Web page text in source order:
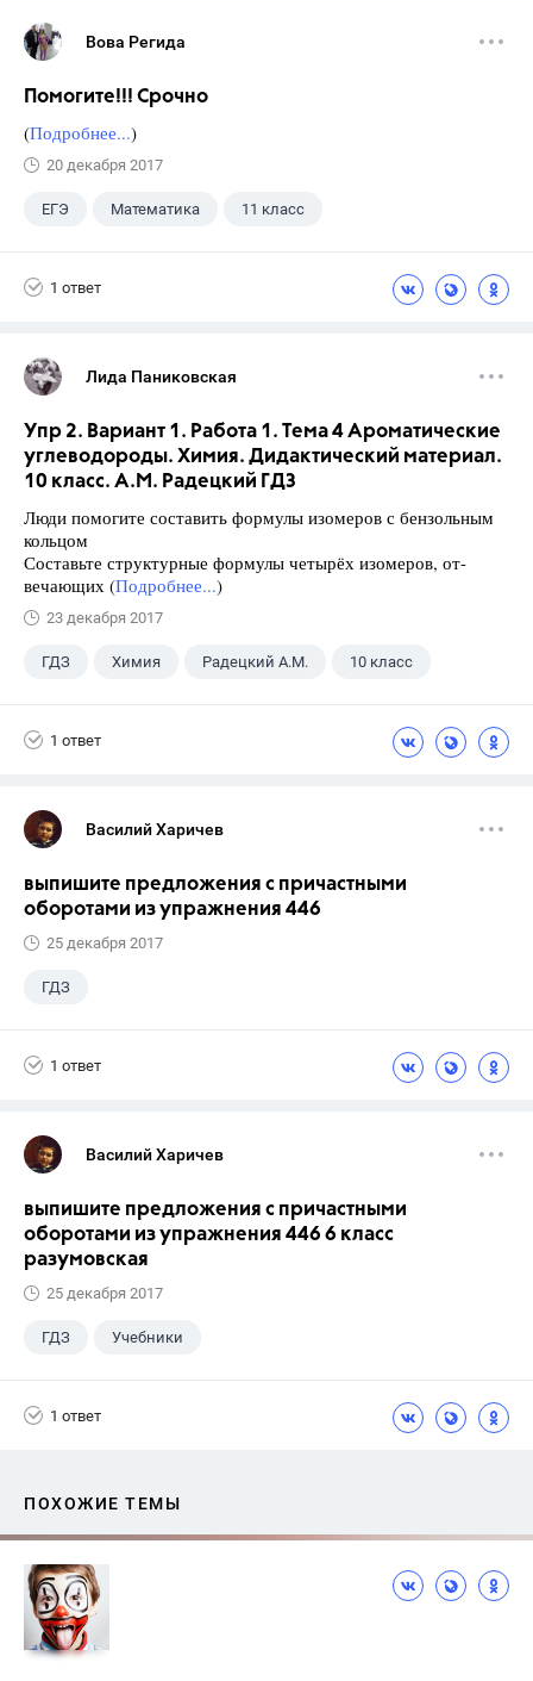
Вова Регида
Помогите!!! Срочно
(Подробнее...)
20 декабря 2017
ЕГЭ Математика 11 класс
1 ответ
Лида Паниковская
Упр 2. Вариант 1. Работа 1. Тема 4 Ароматические
углеводороды. Химия. Дидактический материал.
10 класс. А.М. Радецкий ГДЗ
Люди помогите составить формулы изомеров с бензольным
кольцом
Составьте структурные формулы четырёх изомеров, от-
вечающих (Подробнее...)
23 декабря 2017
ГДЗ Химия Радецкий А.М. 10 класс
1 ответ
Василий Харичев
выпишите предложения с причастными
оборотами из упражнения 446
25 декабря 2017
ГДЗ
1 ответ
Василий Харичев
выпишите предложения с причастными
оборотами из упражнения 446 6 класс
разумовская
25 декабря 2017
ГДЗ Учебники
1 ответ
ПОХОЖИЕ ТЕМЫ